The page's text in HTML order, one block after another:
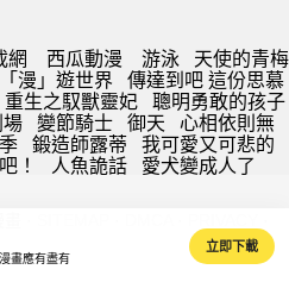
網 西瓜動漫 游泳
天使的青梅
「漫」遊世界
傳達到吧 這份思慕
重生之馭獸靈妃
聰明勇敢的孩子
場
變節騎士 御天
心相依則無
鍛造師露蒂
我可愛又可悲的
！ 人魚詭話 愛犬變成人了
畫應有盡有
立即下載
·